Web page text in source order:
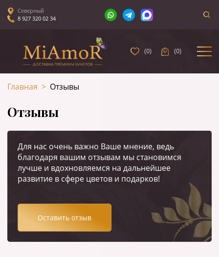
Северный
8 927 320 02 34
(0) (0)
Главная > Отзывы
Отзывы
Для нас очень важно Ваше мнение, ведь
благодаря вашим отзывам мы становимся
лучше и вдохновляемся на дальнейшее
развитие в сфере цветов и подарков!
Оставить отзыв